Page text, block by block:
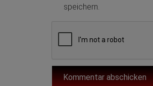
speichern.